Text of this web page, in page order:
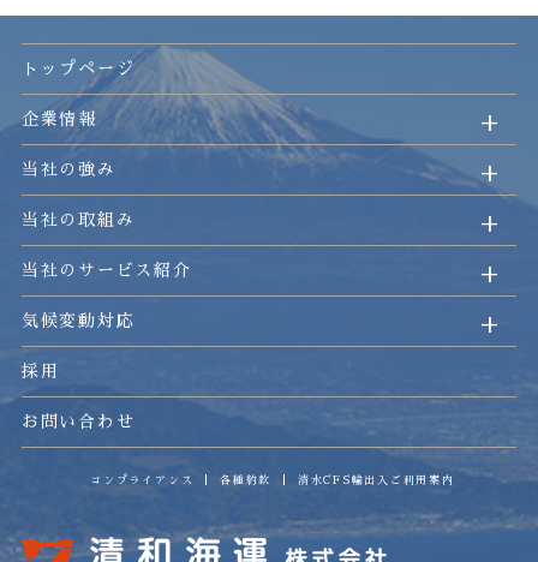
トップページ
企業情報
当社の強み
当社の取組み
当社のサービス紹介
気候変動対応
採用
お問い合わせ
コンプライアンス 各種約款 清水CFS輸出入ご利用案内